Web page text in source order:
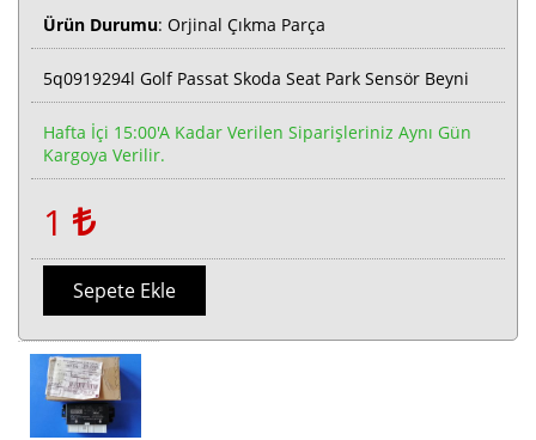
Ürün Durumu: Orjinal Çıkma Parça
5q0919294l Golf Passat Skoda Seat Park Sensör Beyni
Hafta İçi 15:00'a Kadar Verilen Siparişleriniz Aynı Gün
Kargoya Verilir.
1
Sepete Ekle